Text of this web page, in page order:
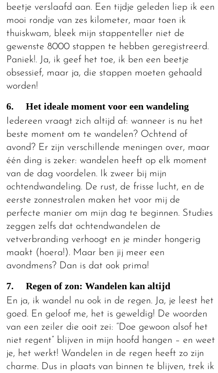
beetje verslaafd aan. Een tijdje geleden liep ik een
mooi rondje van zes kilometer, maar toen ik
thuiskwam, bleek mijn stappenteller niet de
gewenste 8000 stappen te hebben geregistreerd.
Paniek!. Ja, ik geef het toe, ik ben een beetje
obsessief, maar ja, die stappen moeten gehaald
worden!
6. Het ideale moment voor een wandeling
Iedereen vraagt zich altijd af: wanneer is nu het
beste moment om te wandelen? Ochtend of
avond? Er zijn verschillende meningen over, maar
één ding is zeker: wandelen heeft op elk moment
van de dag voordelen. Ik zweer bij mijn
ochtendwandeling. De rust, de frisse lucht, en de
eerste zonnestralen maken het voor mij de
perfecte manier om mijn dag te beginnen. Studies
zeggen zelfs dat ochtendwandelen de
vetverbranding verhoogt en je minder hongerig
maakt (hoera!). Maar ben jij meer een
avondmens? Dan is dat ook prima!
7. Regen of zon: Wandelen kan altijd
En ja, ik wandel nu ook in de regen. Ja, je leest het
goed. En geloof me, het is geweldig! De woorden
van een zeiler die ooit zei: “Doe gewoon alsof het
niet regent” blijven in mijn hoofd hangen – en weet
je, het werkt! Wandelen in de regen heeft zo zijn
charme. Dus in plaats van binnen te blijven, trek ik